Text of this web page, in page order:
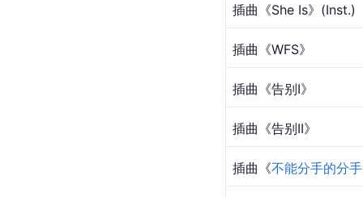
插曲《She Is》(Inst.)
插曲《WFS》
插曲《告别I》
插曲《告别II》
插曲《不能分手的分手